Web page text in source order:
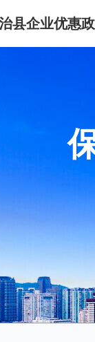
县企业优惠